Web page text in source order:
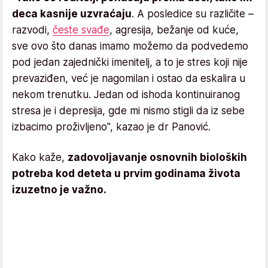
deca kasnije uzvraćaju. A posledice su različite –
razvodi, česte svađe, agresija, bežanje od kuće,
sve ovo što danas imamo možemo da podvedemo
pod jedan zajednički imenitelj, a to je stres koji nije
prevaziđen, već je nagomilan i ostao da eskalira u
nekom trenutku. Jedan od ishoda kontinuiranog
stresa je i depresija, gde mi nismo stigli da iz sebe
izbacimo proživljeno", kazao je dr Panović.
Кako kaže, zadovoljavanje osnovnih bioloških
potreba kod deteta u prvim godinama života
izuzetno je važno.